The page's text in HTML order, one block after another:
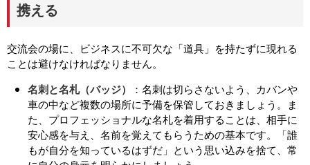
携える
交流会の場に、ビジネスに不可欠な「道具」を持たずに現れる
ことは避けなければなりません。
名刺と名札（バッジ）
：名刺は切らさないよう、カバンや
車の中など複数の場所に予備を保管しておきましょう。ま
た、プロフェッショナルな名札を着用することは、相手に
安心感を与え、名前を覚えてもらうための基本です。「誰
もが自分を知っているはずだ」という思い込みを捨て、常